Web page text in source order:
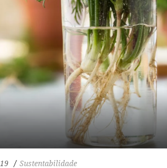
Sustentabilidade